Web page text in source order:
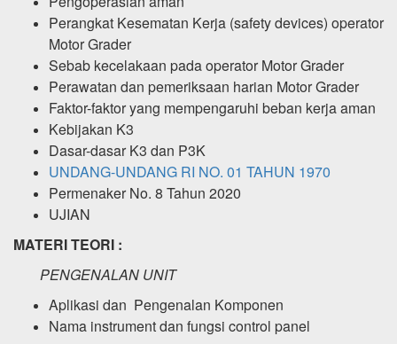
Perangkat Kesematan Kerja (safety devices) operator
Motor Grader
Sebab kecelakaan pada operator Motor Grader
Perawatan dan pemeriksaan harian Motor Grader
Faktor-faktor yang mempengaruhi beban kerja aman
Kebijakan K3
Dasar-dasar K3 dan P3K
UNDANG-UNDANG RI NO. 01 TAHUN 1970
Permenaker No. 8 Tahun 2020
UJIAN
MATERI TEORI :
PENGENALAN UNIT
Aplikasi dan Pengenalan Komponen
Nama instrument dan fungsi control panel